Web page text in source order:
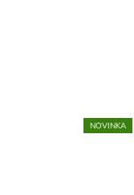
NOVINKA